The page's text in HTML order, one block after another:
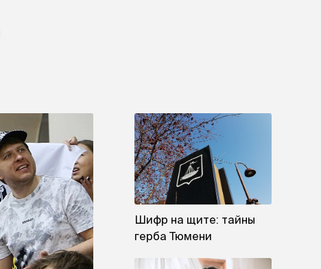
Шифр на щите: тайны
герба Тюмени